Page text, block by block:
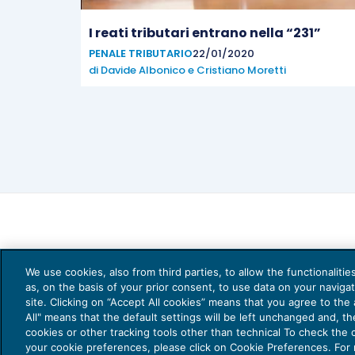
I reati tributari entrano nella “231”
PENALE TRIBUTARIO22/01/2020
di Davide Albonicoe Cristiano Moretti
We use cookies, also from third parties, to allow the
as, on the basis of your prior consent, to use data on your
site. Clicking on “Accept All cookies” means that you agree to
All" means that the default settings will be left unchanged and,
cookies or other tracking tools other than technical To check the
your cookie preferences, please click on Cookie Preferences.